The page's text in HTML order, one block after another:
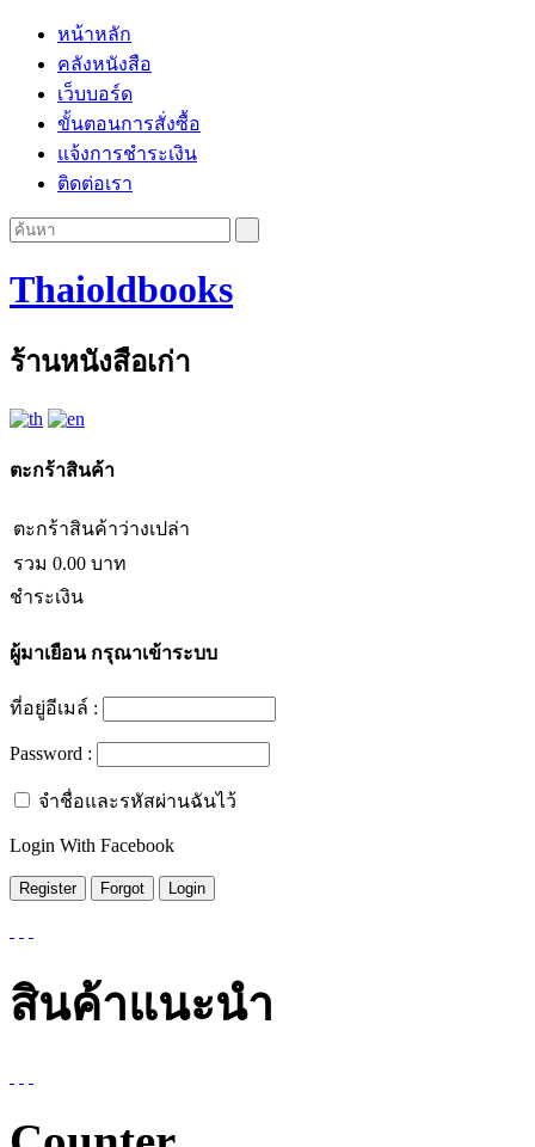
หน้าหลัก
คลังหนังสือ
เว็บบอร์ด
ขั้นตอนการสั่งซื้อ
แจ้งการชำระเงิน
ติดต่อเรา
Thaioldbooks
ร้านหนังสือเก่า
ตะกร้าสินค้า
ตะกร้าสินค้าว่างเปล่า
รวม 0.00 บาท
ชำระเงิน
ผู้มาเยือนกรุณาเข้าระบบ
ที่อยู่อีเมล์ :
Password :
จำชื่อและรหัสผ่านฉันไว้
Login With Facebook
สินค้าแนะนำ